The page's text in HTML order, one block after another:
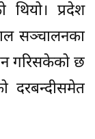
थियो। प्रदेश
सञ्चालनका
गरिसकेको छ
दरबन्दीसमेत